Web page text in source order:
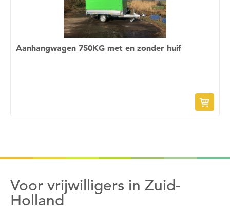
Aanhangwagen 750KG met en zonder huif
Voor vrijwilligers in Zuid-
Holland